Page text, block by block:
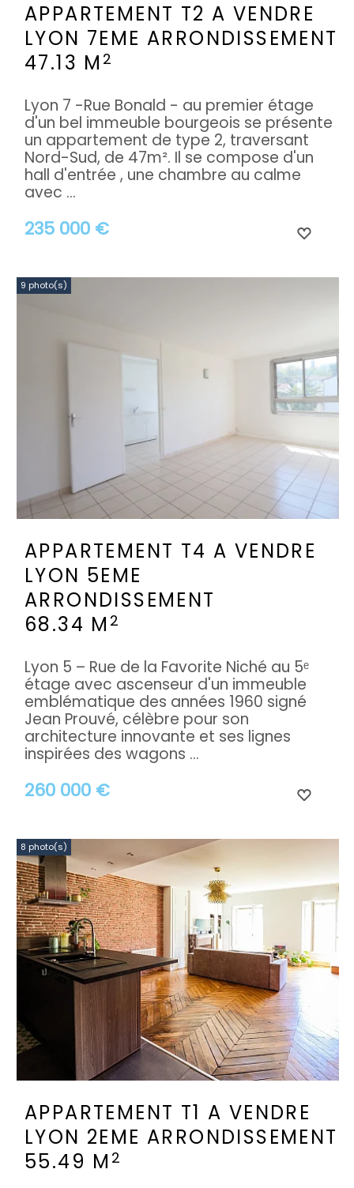
APPARTEMENT T2 A VENDRE
LYON 7EME ARRONDISSEMENT
47.13 M 2
235 000 €
Lyon 7 -Rue Bonald - au premier étage
d'un bel immeuble bourgeois se présente
un appartement de type 2, traversant
Nord-Sud, de 47m². Il se compose d'un
hall d'entrée , une chambre au calme
avec ...
9 photo(s)
APPARTEMENT T4 A VENDRE
LYON 5EME
ARRONDISSEMENT
68.34 M 2
260 000 €
Lyon 5 – Rue de la Favorite Niché au 5ᵉ
étage avec ascenseur d'un immeuble
emblématique des années 1960 signé
Jean Prouvé, célèbre pour son
architecture innovante et ses lignes
inspirées des wagons ...
8 photo(s)
APPARTEMENT T1 A VENDRE
LYON 2EME ARRONDISSEMENT
55.49 M 2